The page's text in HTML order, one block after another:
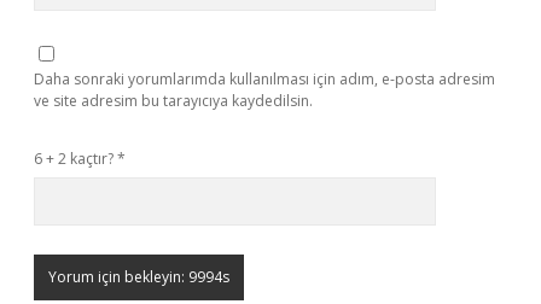
Daha sonraki yorumlarımda kullanılması için adım, e-posta adresim
ve site adresim bu tarayıcıya kaydedilsin.
6 + 2 kaçtır?*